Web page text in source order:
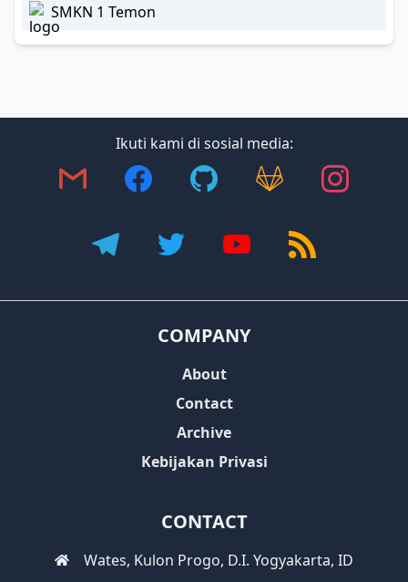
SMKN 1 Temon
Ikuti kami di sosial media:
COMPANY
About
Contact
Archive
Kebijakan Privasi
CONTACT
Wates, Kulon Progo, D.I. Yogyakarta, ID